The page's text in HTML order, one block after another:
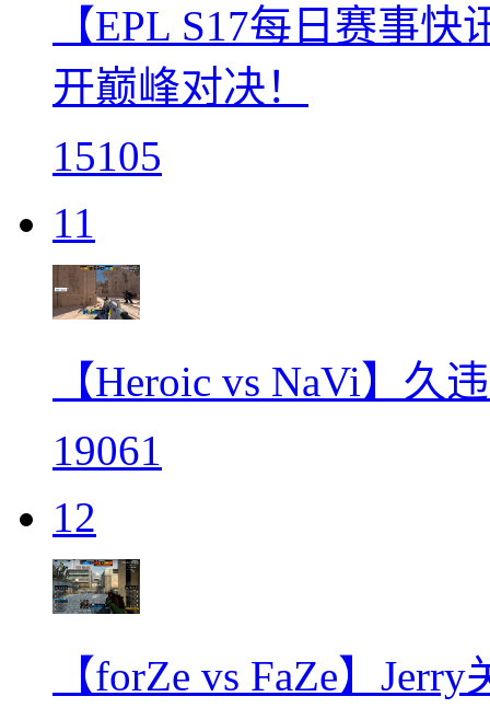
【EPL S17每日赛事
开巅峰对决！
15105
11
【Heroic vs NaVi】久
19061
12
【forZe vs FaZe】